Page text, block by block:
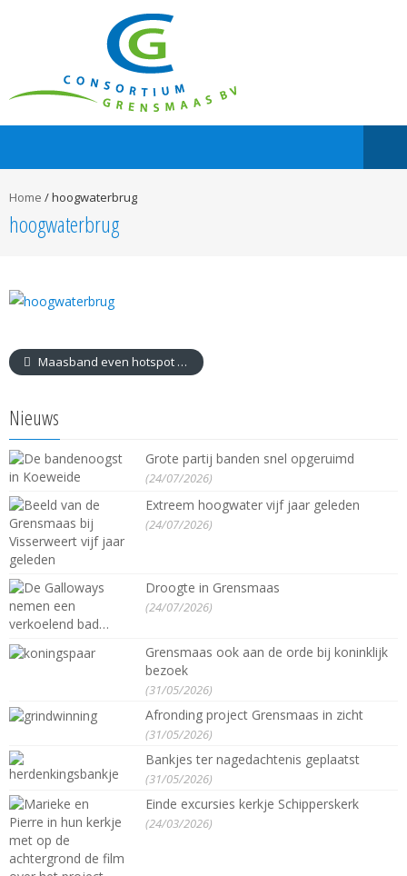
Home /hoogwaterbrug
hoogwaterbrug
Maasband even hotspot voor media
Nieuws
Grote partij banden snel opgeruimd
(24/07/2026)
Extreem hoogwater vijf jaar geleden
(24/07/2026)
Droogte in Grensmaas
(24/07/2026)
Grensmaas ook aan de orde bij koninklijk
bezoek
(31/05/2026)
Afronding project Grensmaas in zicht
(31/05/2026)
Bankjes ter nagedachtenis geplaatst
(31/05/2026)
Einde excursies kerkje Schipperskerk
(24/03/2026)